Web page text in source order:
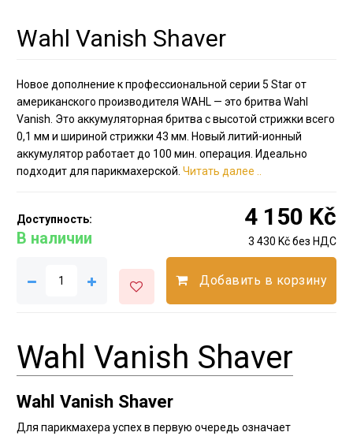
Wahl Vanish Shaver
Новое дополнение к профессиональной серии 5 Star от
американского производителя WAHL — это бритва Wahl
Vanish. Это аккумуляторная бритва с высотой стрижки всего
0,1 мм и шириной стрижки 43 мм. Новый литий-ионный
аккумулятор работает до 100 мин. операция. Идеально
подходит для парикмахерской. Читать далее ..
Доступность:
В наличии
4 150 Kč
3 430 Kč без НДС
Добавить в корзину
Wahl Vanish Shaver
Wahl Vanish Shaver
Для парикмахера успех в первую очередь означает